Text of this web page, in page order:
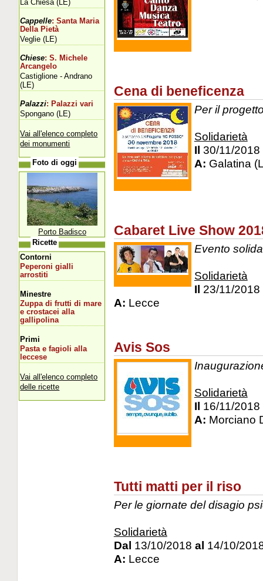
Cena di beneficenza
Per il
Solidarietà
Il 30/11/2018
A: Galatina
Cabaret Live Show
Evento
Solidarietà
Il 23/11/2018
A: Lecce
Avis Sos
Solidarietà
Il 16/11/2018
A: Morciano
Tutti matti per il riso
Per le giornate del disagio
Solidarietà
Dal 13/10/2018 al 14/10/
A: Lecce
La Chiesa (LE)
Cappelle: Santa Maria
Della Pietà
Veglie (LE)
Chiese: S. Michele
Arcangelo
Castiglione - Andrano
(LE)
Palazzi: Palazzi vari
Spongano (LE)
Vai all'elenco completo
dei monumenti
Foto di oggi
Porto Badisco
Ricette
Contorni
Peperoni gialli
arrostiti
Minestre
Zuppa di frutti di mare
e crostacei alla
gallipolina
Primi
Pasta e fagioli alla
leccese
Vai all'elenco completo
delle ricette